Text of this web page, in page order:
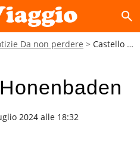
search
Da non perdere Castello di Honenbaden
2024 alle 18:32